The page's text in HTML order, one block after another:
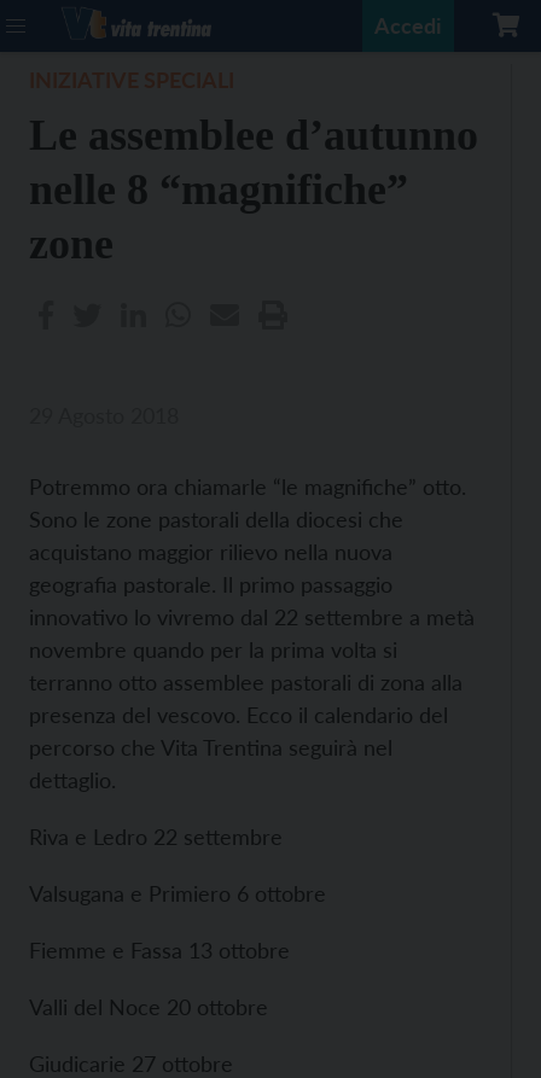
Accedi
Le assemblee d’autunno
nelle 8 “magnifiche”
zone
Potremmo ora chiamarle “le magnifiche” otto.
Sono le zone pastorali della diocesi che
acquistano maggior rilievo nella nuova
geografia pastorale. Il primo passaggio
innovativo lo vivremo dal 22 settembre a metà
novembre quando per la prima volta si
terranno otto assemblee pastorali di zona alla
presenza del vescovo. Ecco il calendario del
percorso che Vita Trentina seguirà nel
dettaglio.
Riva e Ledro 22 settembre
Valsugana e Primiero 6 ottobre
Fiemme e Fassa 13 ottobre
Valli del Noce 20 ottobre
Giudicarie 27 ottobre